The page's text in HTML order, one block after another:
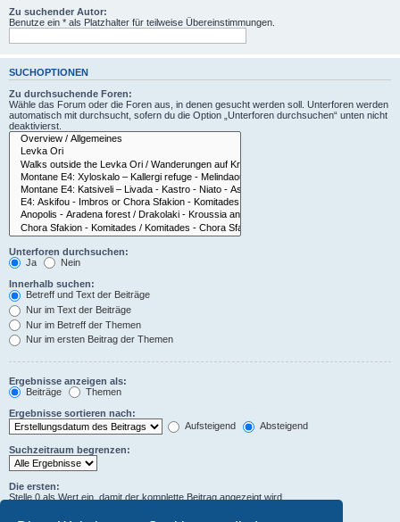
Zu suchender Autor:
Benutze ein * als Platzhalter für teilweise Übereinstimmungen.
SUCHOPTIONEN
Zu durchsuchende Foren:
Wähle das Forum oder die Foren aus, in denen gesucht werden soll. Unterforen werden
automatisch mit durchsucht, sofern du die Option „Unterforen durchsuchen“ unten nicht
deaktivierst.
Unterforen durchsuchen:
Ja
Nein
Innerhalb suchen:
Betreff und Text der Beiträge
Nur im Text der Beiträge
Nur im Betreff der Themen
Nur im ersten Beitrag der Themen
Ergebnisse anzeigen als:
Beiträge
Themen
Ergebnisse sortieren nach:
Aufsteigend
Absteigend
Suchzeitraum begrenzen:
Die ersten:
Stelle 0 als Wert ein, damit der komplette Beitrag angezeigt wird.